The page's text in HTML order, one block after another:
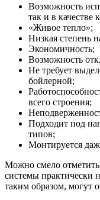
Возможность
так и в качестве
«Живое тепло»;
Низкая степень
Экономичность;
Возможность
Не требует
бойлерной;
всего строения;
Подходит под
типов;
Монтируется
Можно смело
системы практически
таким образом, могут